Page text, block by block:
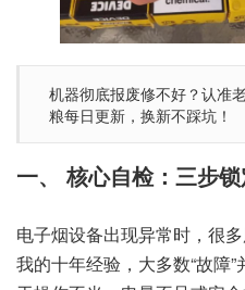
机器彻底报废修不好？认准
粮每日更新，换新不踩坑！
一、 核心自检：三步
电子烟设备出现异常时，很
我的十年经验，大多数“故障